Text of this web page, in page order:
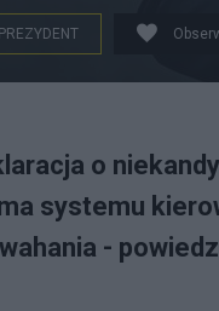
PREZYDENT
o
systemu
-